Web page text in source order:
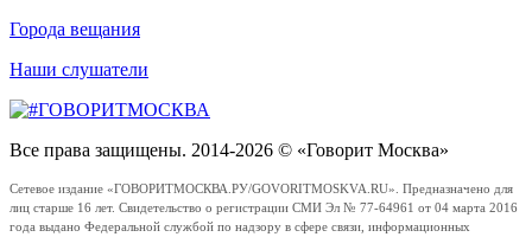
Города вещания
Наши слушатели
Все права защищены. 2014-2026 © «Говорит Москва»
Сетевое издание «ГОВОРИТМОСКВА.РУ/GOVORITMOSKVA.RU». Предназначено для
лиц старше 16 лет. Свидетельство о регистрации СМИ Эл № 77-64961 от 04 марта 2016
года выдано Федеральной службой по надзору в сфере связи, информационных